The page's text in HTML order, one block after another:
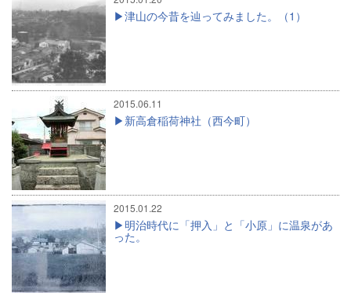
津山の今昔を辿ってみました。（1）
2015.06.11
新高倉稲荷神社（西今町）
2015.01.22
明治時代に「押入」と「小原」に温泉があ
った。